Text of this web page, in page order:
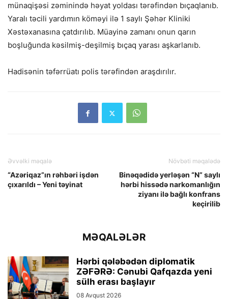
münaqişəsi zəminində həyat yoldası tərəfindən bıçaqlanıb.
Yaralı təcili yardımın köməyi ilə 1 saylı Şəhər Kliniki
Xəstəxanasına çatdırılıb. Müayinə zamanı onun qarın
boşluğunda kəsilmiş-deşilmiş bıçaq yarası aşkarlanıb.
Hadisənin təfərrüatı polis tərəfindən araşdırılır.
Əvvəlki məqalə
“Azəriqaz”ın rəhbəri işdən
çıxarıldı – Yeni təyinat
Növbəti məqalədə
Binəqədidə yerləşən “N” saylı
hərbi hissədə narkomanlığın
ziyanı ilə bağlı konfrans
keçirilib
MƏQALƏLƏR
Hərbi qələbədən diplomatik
ZƏFƏRƏ: Cənubi Qafqazda yeni
sülh erası başlayır
08 Avqust 2026